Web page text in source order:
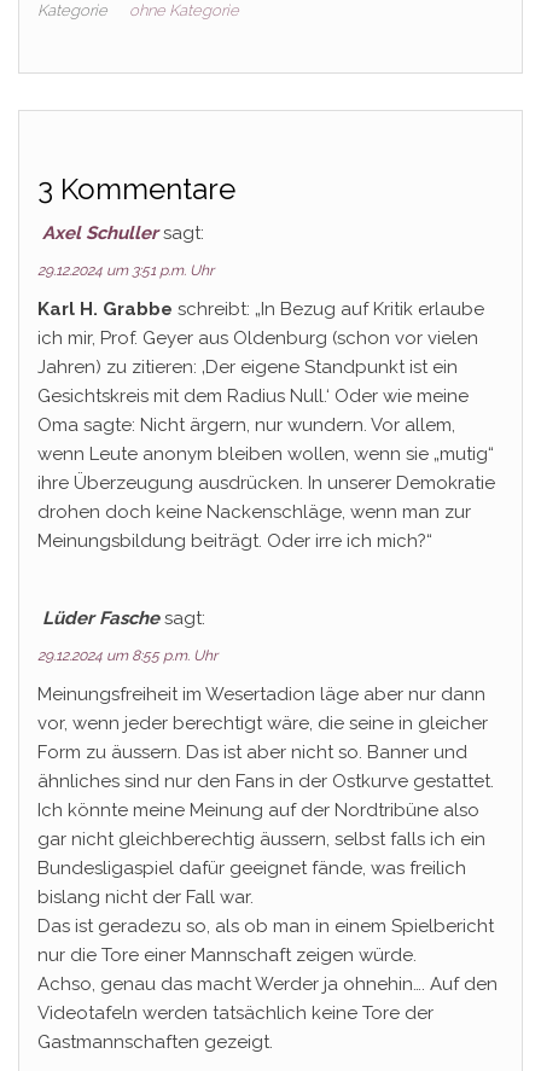
Kategorie ohne Kategorie
3 Kommentare
Axel Schuller sagt:
29.12.2024 um 3:51 p.m. Uhr
Karl H. Grabbe schreibt: „In Bezug auf Kritik erlaube
ich mir, Prof. Geyer aus Oldenburg (schon vor vielen
Jahren) zu zitieren: ‚Der eigene Standpunkt ist ein
Gesichtskreis mit dem Radius Null.‘ Oder wie meine
Oma sagte: Nicht ärgern, nur wundern. Vor allem,
wenn Leute anonym bleiben wollen, wenn sie „mutig“
ihre Überzeugung ausdrücken. In unserer Demokratie
drohen doch keine Nackenschläge, wenn man zur
Meinungsbildung beiträgt. Oder irre ich mich?“
Lüder Fasche sagt:
29.12.2024 um 8:55 p.m. Uhr
Meinungsfreiheit im Wesertadion läge aber nur dann
vor, wenn jeder berechtigt wäre, die seine in gleicher
Form zu äussern. Das ist aber nicht so. Banner und
ähnliches sind nur den Fans in der Ostkurve gestattet.
Ich könnte meine Meinung auf der Nordtribüne also
gar nicht gleichberechtig äussern, selbst falls ich ein
Bundesligaspiel dafür geeignet fände, was freilich
bislang nicht der Fall war.
Das ist geradezu so, als ob man in einem Spielbericht
nur die Tore einer Mannschaft zeigen würde.
Achso, genau das macht Werder ja ohnehin…. Auf den
Videotafeln werden tatsächlich keine Tore der
Gastmannschaften gezeigt.